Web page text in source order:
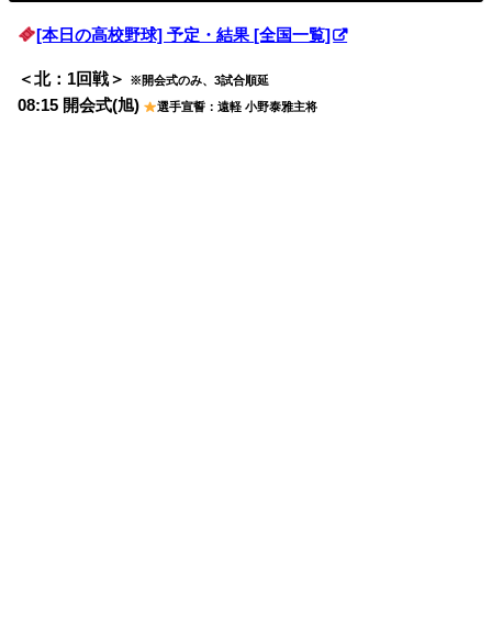
[本日の高校野球] 予定・結果 [全国一覧]
＜北：1回戦＞ ※開会式のみ、3試合順延
08:15 開会式(旭) 選手宣誓：遠軽 小野泰雅主将